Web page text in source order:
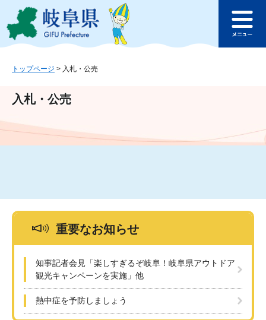
ジ
ュ
文
このページの本文へ
ュ
トップページ > 入札・公売
入札・公売
重要なお知らせ
知事記者会見「楽しすぎるぞ岐阜！岐阜県アウトドア
観光キャンペーンを実施」他
熱中症を予防しましょう